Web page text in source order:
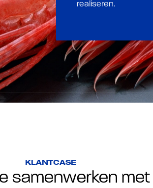
realiseren.
KLANTCASE
samenwerken met